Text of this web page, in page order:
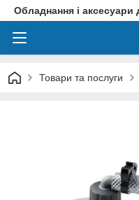
Обладнання і аксесуари
Товари та послуги